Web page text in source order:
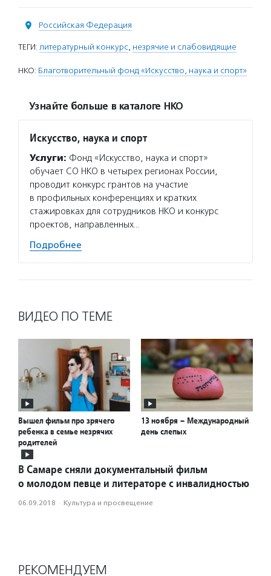
Российская Федерация
ТЕГИ: литературный конкурс, незрячие и слабовидящие
НКО: Благотворительный фонд «Искусство, наука и спорт»
Узнайте больше в каталоге НКО
Искусство, наука и спорт
Услуги: Фонд «Искусство, наука и спорт»
обучает СО НКО в четырех регионах России,
проводит конкурс грантов на участие
в профильных конференциях и кратких
стажировках для сотрудников НКО и конкурс
проектов, направленных…
Подробнее
ВИДЕО ПО ТЕМЕ
Вышел фильм про зрячего
ребенка в семье незрячих
родителей
13 ноября – Международный
день слепых
В Самаре сняли документальный фильм
о молодом певце и литераторе с инвалидностью
06.09.2018 · Культура и просвещение
РЕКОМЕНДУЕМ